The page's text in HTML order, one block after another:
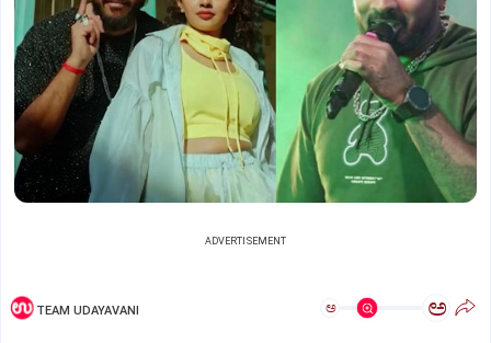
ADVERTISEMENT
TEAM UDAYAVANI ಅ ಅ